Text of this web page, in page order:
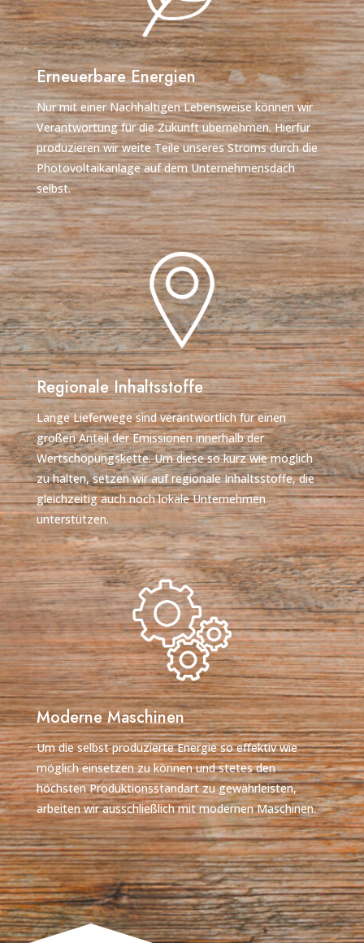
Erneuerbare Energien
Nur mit einer Nachhaltigen Lebensweise können wir
Verantwortung für die Zukunft übernehmen. Hierfür
produzieren wir weite Teile unseres Stroms durch die
Photovoltaikanlage auf dem Unternehmensdach
selbst.
Regionale Inhaltsstoffe
Lange Lieferwege sind verantwortlich für einen
großen Anteil der Emissionen innerhalb der
Wertschöpungskette. Um diese so kurz wie möglich
zu halten, setzen wir auf regionale Inhaltsstoffe, die
gleichzeitig auch noch lokale Unternehmen
unterstützen.
Moderne Maschinen
Um die selbst produzierte Energie so effektiv wie
möglich einsetzen zu können und stetes den
höchsten Produktionsstandart zu gewährleisten,
arbeiten wir ausschließlich mit modernen Maschinen.